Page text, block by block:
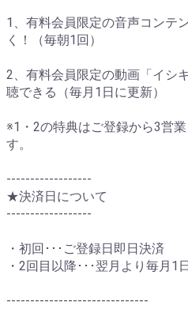
1、有料会員限定の音声コンテ
く！（毎朝1回）
2、有料会員限定の動画「イシ
聴できる（毎月1日に更新）
※1・2の特典はご登録から3営
す。
------------------
★決済日について
------------------
・初回･･･ご登録日即日決済
・2回目以降･･･翌月より毎月1
------------------------------